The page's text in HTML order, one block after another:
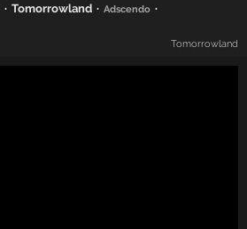
· Tomorrowland · Adscendo ·
Tomorrowland